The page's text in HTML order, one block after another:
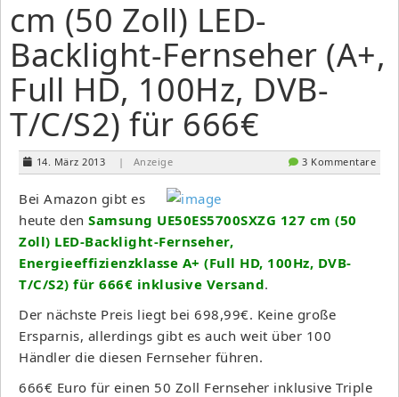
cm (50 Zoll) LED-
Backlight-Fernseher (A+,
Full HD, 100Hz, DVB-
T/C/S2) für 666€
14. März 2013 | Anzeige 3 Kommentare
Bei Amazon gibt es
heute den Samsung UE50ES5700SXZG 127 cm (50
Zoll) LED-Backlight-Fernseher,
Energieeffizienzklasse A+ (Full HD, 100Hz, DVB-
T/C/S2) für 666€ inklusive Versand.
Der nächste Preis liegt bei 698,99€. Keine große
Ersparnis, allerdings gibt es auch weit über 100
Händler die diesen Fernseher führen.
666€ Euro für einen 50 Zoll Fernseher inklusive Triple